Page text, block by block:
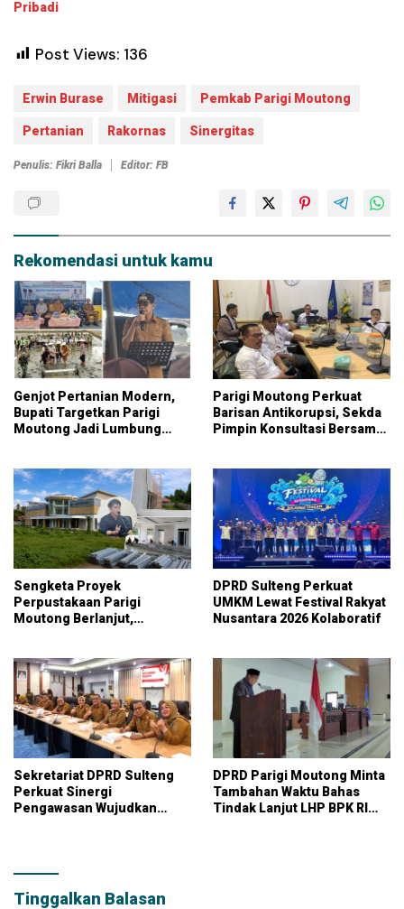
Pribadi
Post Views: 136
Erwin Burase Mitigasi Pemkab Parigi Moutong
Pertanian Rakornas Sinergitas
Penulis: Fikri Balla Editor: FB
Rekomendasi untuk kamu
Genjot Pertanian Modern,
Bupati Targetkan Parigi
Moutong Jadi Lumbung
Parigi Moutong Perkuat
Barisan Antikorupsi, Sekda
Pimpin Konsultasi Bersama
Sengketa Proyek
Perpustakaan Parigi
Moutong Berlanjut,
dengan Dana Pribadi
DPRD Sulteng Perkuat
UMKM Lewat Festival Rakyat
Nusantara 2026 Kolaboratif
Sekretariat DPRD Sulteng
Perkuat Sinergi
Pengawasan Wujudkan
DPRD Parigi Moutong Minta
Tambahan Waktu Bahas
Tindak Lanjut LHP BPK RI
Tinggalkan Balasan